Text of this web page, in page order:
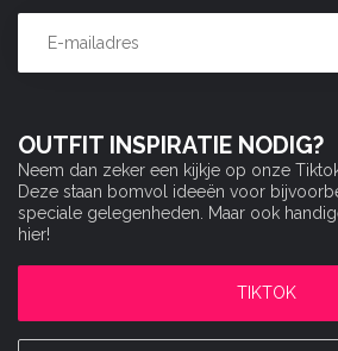
OUTFIT INSPIRATIE NODIG?
Neem dan zeker een kijkje op onze
Deze staan bomvol ideeën voor
speciale gelegenheden. Maar ook
hier!
TIKTOK